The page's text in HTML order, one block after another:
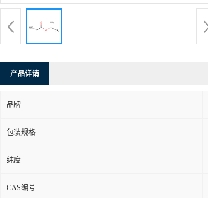
产品详请
品牌
包装规格
纯度
CAS编号